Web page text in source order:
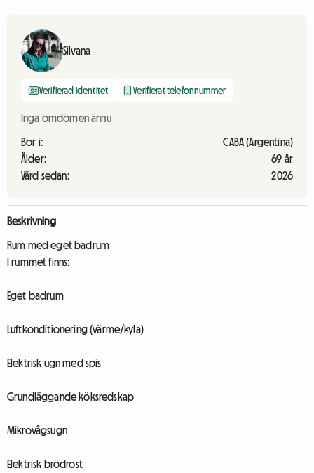
Silvana
Verifierad identitet Verifierat telefonnummer
Inga omdömen ännu
Bor i:
CABA (Argentina)
Ålder:
69 år
Värd sedan:
2026
Beskrivning
Rum med eget badrum
I rummet finns:
Eget badrum
Luftkonditionering (värme/kyla)
Elektrisk ugn med spis
Grundläggande köksredskap
Mikrovågsugn
Elektrisk brödrost